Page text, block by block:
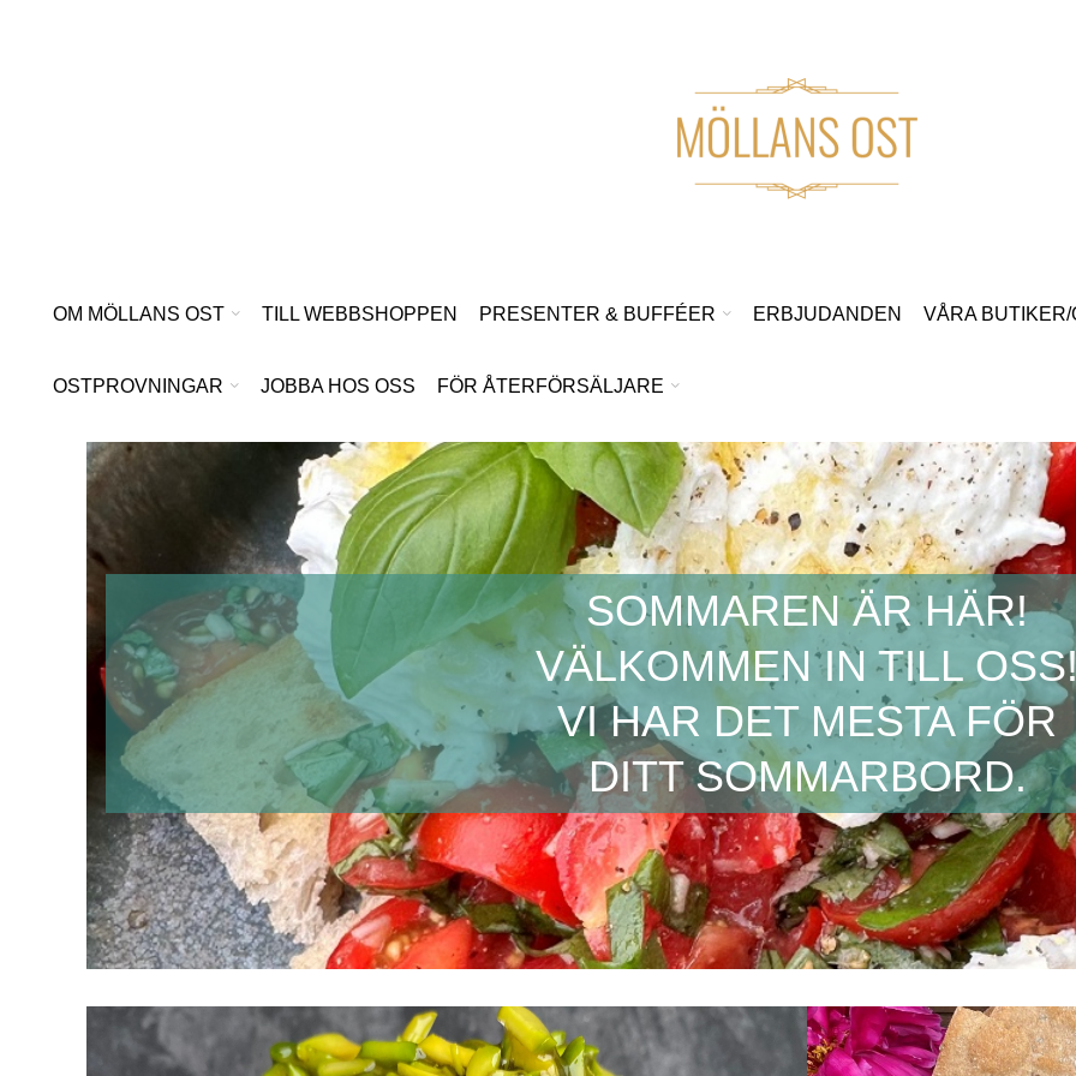
OM MÖLLANS OST TILL WEBBSHOPPEN PRESENTER & BUFFÉER ERBJUDANDEN VÅRA
OSTPROVNINGAR JOBBA HOS OSS FÖR ÅTERFÖRSÄLJARE
SOMMAREN ÄR HÄR!
VÄLKOMMEN IN TILL
VI HAR DET MESTA FÖR
DITT SOMMARBORD.